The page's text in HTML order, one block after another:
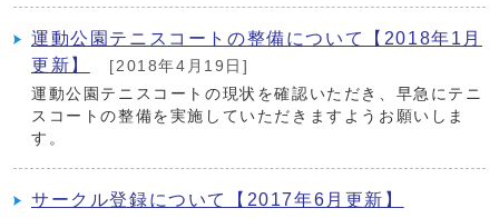
運動公園テニスコートの整備について【2018年1月
更新】
[2018年4月19日]
運動公園テニスコートの現状を確認いただき、早急にテニ
スコートの整備を実施していただきますようお願いしま
す。
サークル登録について【2017年6月更新】